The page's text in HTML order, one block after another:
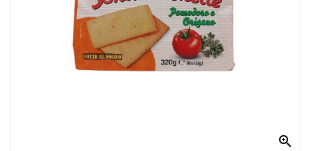
DOLCIARIO
PRODOTTI
